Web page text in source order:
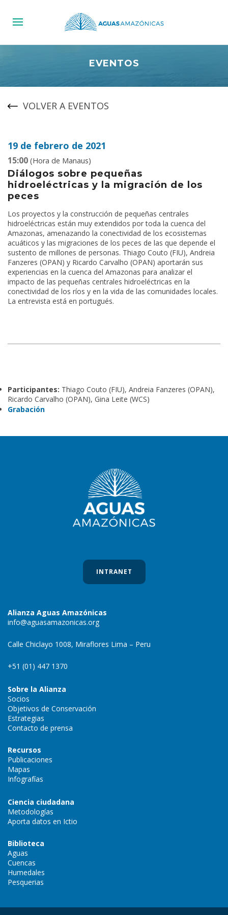
EVENTOS
VOLVER A EVENTOS
19 de febrero de 2021
15:00 (Hora de Manaus)
Diálogos sobre pequeñas
hidroeléctricas y la migración de los
peces
Los proyectos y la construcción de pequeñas centrales
hidroeléctricas están muy extendidos por toda la cuenca del
Amazonas, amenazando la conectividad de los ecosistemas
acuáticos y las migraciones de los peces de las que depende el
sustento de millones de personas. Thiago Couto (FIU), Andreia
Fanzeres (OPAN) y Ricardo Carvalho (OPAN) aportarán sus
experiencias en la cuenca del Amazonas para analizar el
impacto de las pequeñas centrales hidroeléctricas en la
conectividad de los ríos y en la vida de las comunidades locales.
La entrevista está en portugués.
Participantes: Thiago Couto (FIU), Andreia Fanzeres (OPAN),
Ricardo Carvalho (OPAN), Gina Leite (WCS)
Grabación
INTRANET
Alianza Aguas Amazónicas
info@aguasamazonicas.org
Calle Chiclayo 1008, Miraflores Lima – Peru
+51 (01) 447 1370
Sobre la Alianza
Socios
Objetivos de Conservación
Estrategias
Contacto de prensa
Recursos
Publicaciones
Mapas
Infografías
Ciencia ciudadana
Metodologías
Aporta datos en Ictio
Biblioteca
Aguas
Cuencas
Humedales
Pesquerias